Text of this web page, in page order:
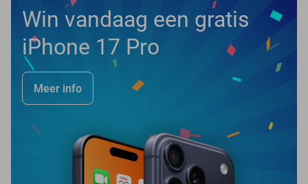
Win vandaag een gratis
iPhone 17 Pro
Meer info